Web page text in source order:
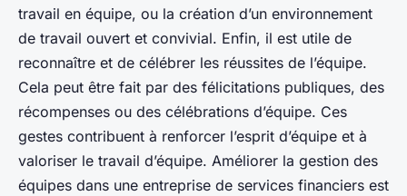
travail en équipe, ou la création d’un environnement
de travail ouvert et convivial. Enfin, il est utile de
reconnaître et de célébrer les réussites de l’équipe.
Cela peut être fait par des félicitations publiques, des
récompenses ou des célébrations d’équipe. Ces
gestes contribuent à renforcer l’esprit d’équipe et à
valoriser le travail d’équipe. Améliorer la gestion des
équipes dans une entreprise de services financiers est